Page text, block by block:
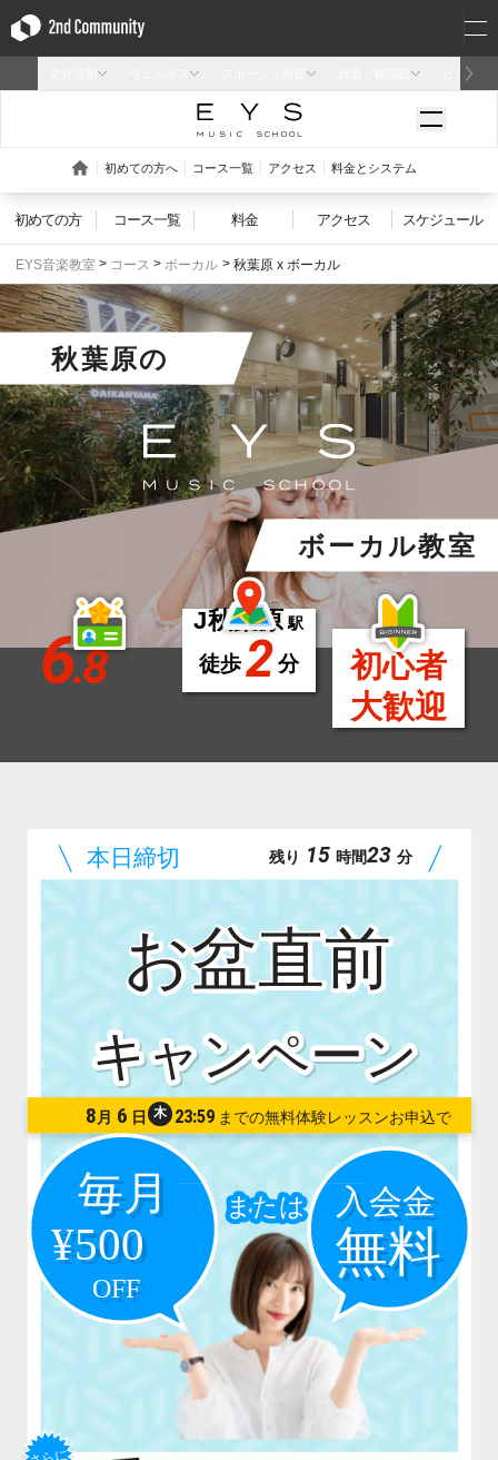
初めての方 コース一覧 料金 アクセス スケジュール
EYS音楽教室 コース ボーカル 秋葉原 x ボーカル
秋葉原の
ボーカル教室
6.8
J秋葉原 駅
徒歩2分
初心者
大歓迎
お盆直前
8 月 6 日 木23:59
残り 15 時間23 分